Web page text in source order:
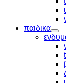
παιδικα